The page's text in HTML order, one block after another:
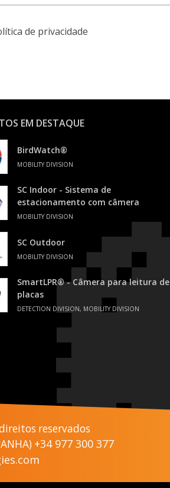
de privacidade
EM DESTAQUE
BirdWatch®
MOBILITY DIVISION
SC Indoor - Sistema de
estacionamento com câmera
MOBILITY DIVISION
SC Outdoor
MOBILITY DIVISION
SmartLPR® - Câmera para leitura de
placas
DETECTION DIVISION, MOBILITY DIVISION
reservados
+34 977 300 377